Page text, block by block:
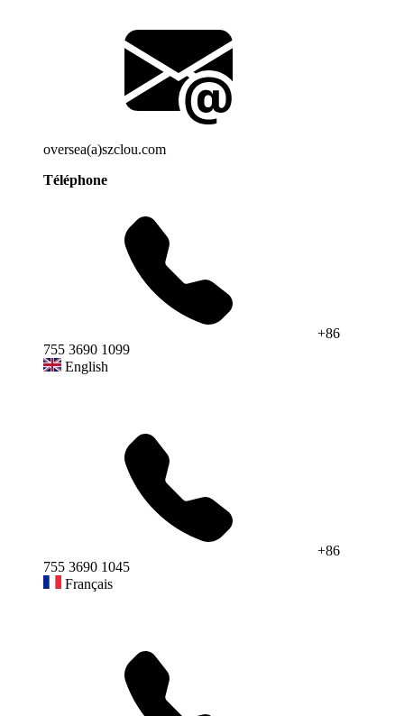
oversea(a)szclou.com
Téléphone
+86
755 3690 1099
English
+86
755 3690 1045
Français